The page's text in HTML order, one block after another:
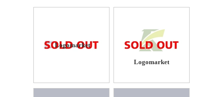
Logomarket
Logomarket